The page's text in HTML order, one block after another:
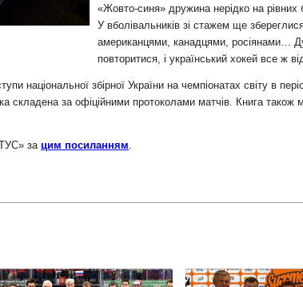
«Жовто-синя» дружина нерідко на
У вболівальників зі стажем ще
американцями, канадцями, росіянами…
повторитися, і український хокей все ж
національної збірної України на чемпіонатах світу в
складена за офіційними протоколами матчів. Книга також
за цим посиланням.